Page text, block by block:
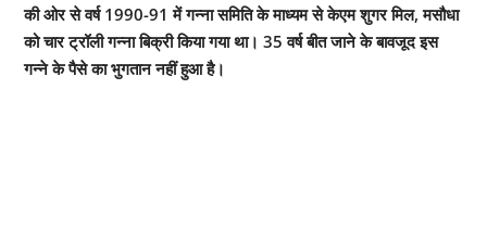
की ओर से वर्ष 1990-91 में गन्ना समिति के माध्यम से केएम शुगर मिल, मसौधा
को चार ट्रॉली गन्ना बिक्री किया गया था। 35 वर्ष बीत जाने के बावजूद इस
गन्ने के पैसे का भुगतान नहीं हुआ है।